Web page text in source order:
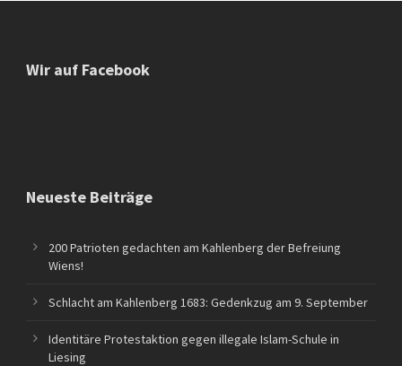
Wir auf Facebook
Neueste Beiträge
200 Patrioten gedachten am Kahlenberg der Befreiung
Wiens!
Schlacht am Kahlenberg 1683: Gedenkzug am 9. September
Identitäre Protestaktion gegen illegale Islam-Schule in
Liesing